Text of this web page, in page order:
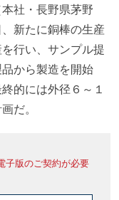
社・長野県茅野
新たに銅棒の生産
行い、サンプル提
から製造を開始
的には外径６～１
だ。
子版のご契約が必要